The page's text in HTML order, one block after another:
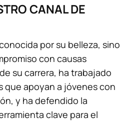
CANAL DE
por su belleza, sino
con causas
su carrera, ha trabajado
que apoyan a jóvenes con
y ha defendido la
clave para el